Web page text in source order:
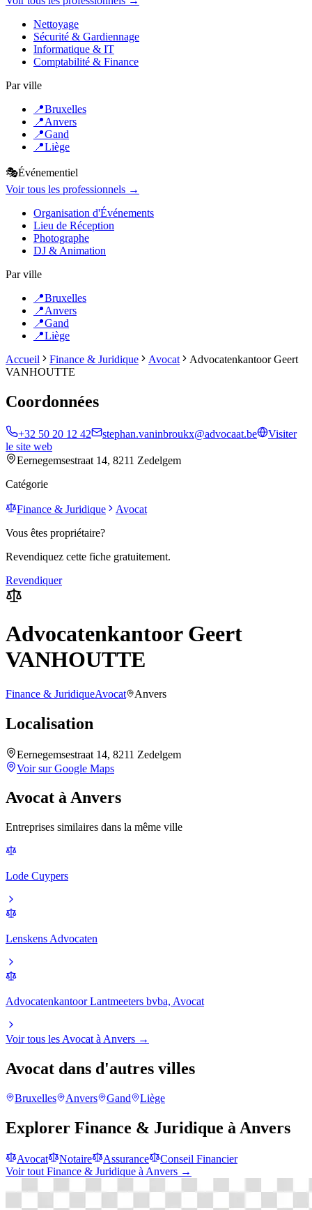
Nettoyage
Sécurité & Gardiennage
Informatique & IT
Comptabilité & Finance
Par ville
📍Bruxelles
📍Anvers
📍Gand
📍Liège
🎭Événementiel
Voir tous les professionnels →
Organisation d'Événements
Lieu de Réception
Photographe
DJ & Animation
Par ville
📍Bruxelles
📍Anvers
📍Gand
📍Liège
Accueil
Finance & Juridique Avocat
Advocatenkantoor Geert
VANHOUTTE
Coordonnées
+32 50 20 12 42 stephan.vaninbroukx@advocaat.be
Visiter
le site web
Eernegemsestraat 14, 8211 Zedelgem
Catégorie
Finance & Juridique
Avocat
Vous êtes propriétaire?
Revendiquez cette fiche gratuitement.
Revendiquer
Advocatenkantoor Geert
VANHOUTTE
Finance & JuridiqueAvocat Anvers
Localisation
Eernegemsestraat 14, 8211 Zedelgem
Voir sur Google Maps
Avocat àAnvers
Entreprises similaires dans la même ville
Lode Cuypers
Lenskens Advocaten
Advocatenkantoor Lantmeeters bvba, Avocat
Voir tous les Avocat à Anvers →
Avocat dans d'autres villes
Bruxelles Anvers Gand Liège
Explorer Finance & Juridique à Anvers
Avocat Notaire Assurance
Conseil Financier
Voir tout Finance & Juridique à Anvers →